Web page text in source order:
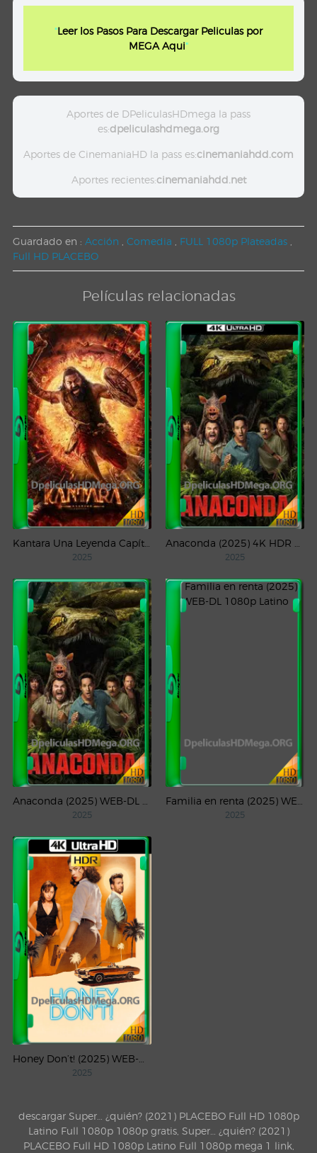
"Leer los Pasos Para Descargar Peliculas por
MEGA Aqui"
Aportes de DPeliculasHDmega la pass
es:dpeliculashdmega.org
Aportes de CinemaniaHD la pass es:cinemaniahdd.com
Aportes recientes:cinemaniahdd.net
Guardado en : Acción Comedia FULL 1080p Plateadas
Full HD PLACEBO
Películas relacionadas
2025 2025
2025 2025
2025
descargar Super… ¿quién? (2021) PLACEBO Full HD 1080p
Latino Full 1080p 1080p gratis, Super… ¿quién? (2021)
PLACEBO Full HD 1080p Latino Full 1080p mega 1 link,